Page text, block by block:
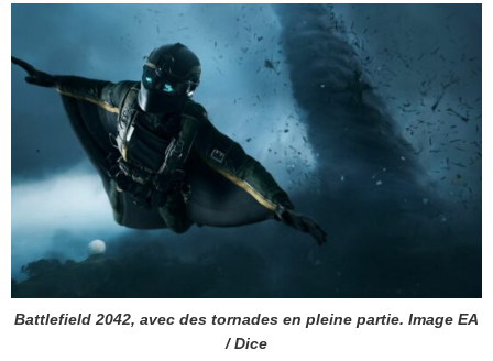
Battlefield 2042, avec des tornades en pleine partie. Image EA
/ Dice